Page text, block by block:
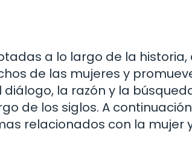
a lo largo de la historia,
de las mujeres y
la razón y la
de los siglos. A
relacionados con la mujer